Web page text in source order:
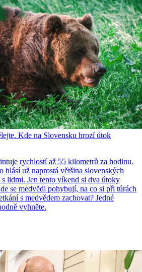
Kde na Slovensku hrozí útok
rychlostí až 55 kilometrů za hodinu.
hlásí už naprostá většina slovenských
lidmi. Jen tento víkend si dva útoky
se medvědi pohybují, na co si při túrách
s medvědem zachovat? Jedné
vyhněte.